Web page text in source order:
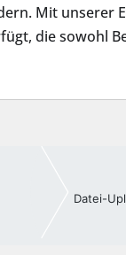
Mit unserer
die sowohl
Datei-